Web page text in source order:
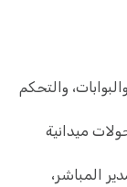
والتحكم
ميدانية
المباشر،